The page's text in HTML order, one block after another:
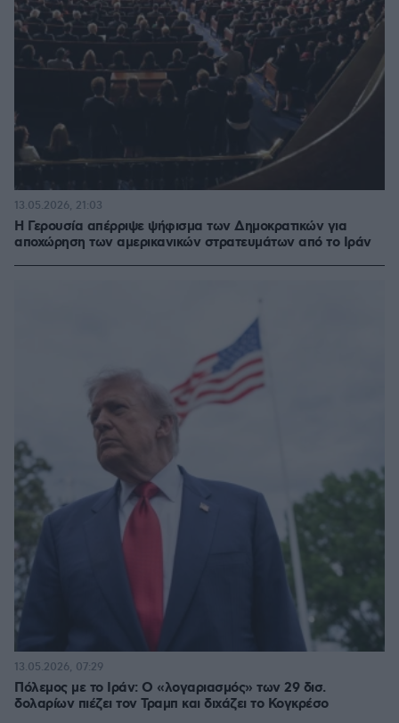
Η Γερουσία απέρριψε ψήφισμα των Δημοκρατικών για
αποχώρηση των αμερικανικών στρατευμάτων από το Ιράν
13.05.2026, 21:03
Πόλεμος με το Ιράν: Ο «λογαριασμός» των 29 δισ.
δολαρίων πιέζει τον Τραμπ και διχάζει το Κογκρέσο
13.05.2026, 07:29